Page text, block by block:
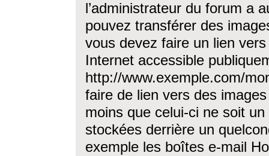
l’administrateur du forum a
pouvez transférer des
vous devez faire un lien
Internet accessible
http://www.exemple.com/
faire de lien vers des
moins que celui-ci ne soit
stockées derrière un
exemple les boîtes e-mail